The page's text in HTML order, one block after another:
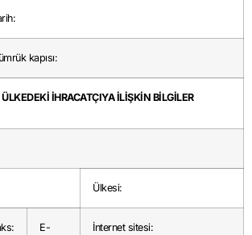
kapısı:
İHRACATÇIYA İLİŞKİN BİLGİLER
Ülkesi:
E-
İnternet sitesi: